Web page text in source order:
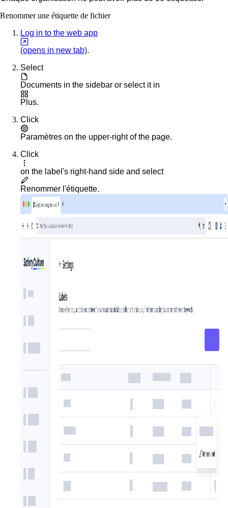
Renommer une étiquette de fichier
Log in to the web app
(opens in new tab).
Select
Documents in the sidebar or select it in
Plus.
Click
Paramètres on the upper-right of the page.
Click
on the label's right-hand side and select
Renommer l'étiquette.